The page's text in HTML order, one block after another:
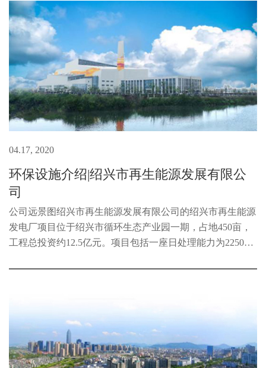
04.17, 2020
环保设施介绍|绍兴市再生能源发展有限公
司
公司远景图绍兴市再生能源发展有限公司的绍兴市再生能源
发电厂项目位于绍兴市循环生态产业园一期，占地450亩，
工程总投资约12.5亿元。项目包括一座日处理能力为2250吨